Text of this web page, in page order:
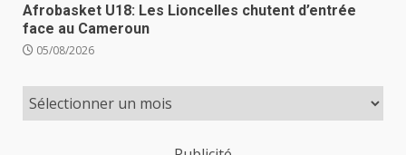
Afrobasket U18: Les Lioncelles chutent d’entrée
face au Cameroun
05/08/2026